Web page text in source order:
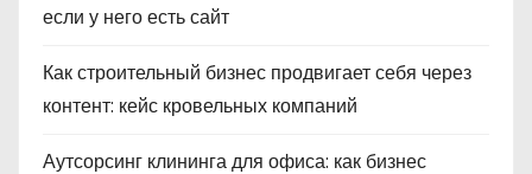
если у него есть сайт
Как строительный бизнес продвигает себя через
контент: кейс кровельных компаний
Аутсорсинг клининга для офиса: как бизнес